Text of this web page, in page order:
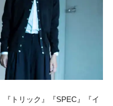
トリック』『SPEC』『イ